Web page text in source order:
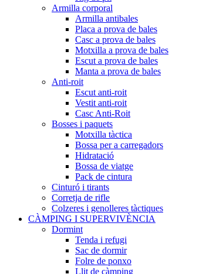
Armilla corporal
Armilla antibales
Placa a prova de bales
Casc a prova de bales
Motxilla a prova de bales
Escut a prova de bales
Manta a prova de bales
Anti-roit
Escut anti-roit
Vestit anti-roit
Casc Anti-Roit
Bosses i paquets
Motxilla tàctica
Bossa per a carregadors
Hidratació
Bossa de viatge
Pack de cintura
Cinturó i tirants
Corretja de rifle
Colzeres i genolleres tàctiques
CÀMPING I SUPERVIVÈNCIA
Dormint
Tenda i refugi
Sac de dormir
Folre de ponxo
Llit de càmping